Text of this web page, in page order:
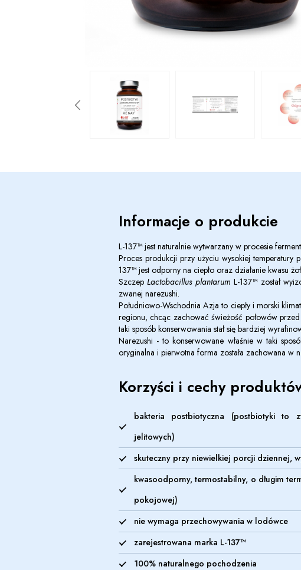
Informacje o produkcie
L-137™ jest naturalnie wytwarzany w procesie
Proces produkcji przy użyciu wysokiej temperatury
137™jest odporny na ciepło oraz działanie kwasu
SzczepLactobacillus plantarum L-137™został
zwanej narezushi.
Południowo-Wschodnia Azja to ciepły i morski
regionu, chcąc zachować świeżość połowów
taki sposób konserwowania stał się bardziej
Narezushi - to konserwowane właśnie w taki
oryginalna i pierwotna forma została zachowana w
Korzyści i cechy
bakteria postbiotyczna (postbiotyki to
jelitowych)
skuteczny przy niewielkiej porcji dziennej,
kwasoodporny, termostabilny, o długim
pokojowej)
nie wymaga przechowywania w lodówce
zarejestrowana marka L-137™
100% naturalnego pochodzenia